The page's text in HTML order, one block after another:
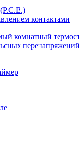
контактами
комнатный